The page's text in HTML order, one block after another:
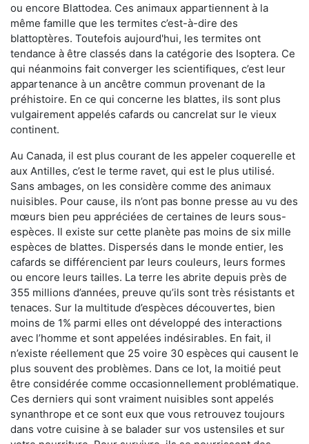
ou encore Blattodea. Ces animaux appartiennent à la
même famille que les termites c’est-à-dire des
blattoptères. Toutefois aujourd'hui, les termites ont
tendance à être classés dans la catégorie des Isoptera. Ce
qui néanmoins fait converger les scientifiques, c’est leur
appartenance à un ancêtre commun provenant de la
préhistoire. En ce qui concerne les blattes, ils sont plus
vulgairement appelés cafards ou cancrelat sur le vieux
continent.
Au Canada, il est plus courant de les appeler coquerelle et
aux Antilles, c’est le terme ravet, qui est le plus utilisé.
Sans ambages, on les considère comme des animaux
nuisibles. Pour cause, ils n’ont pas bonne presse au vu des
mœurs bien peu appréciées de certaines de leurs sous-
espèces. Il existe sur cette planète pas moins de six mille
espèces de blattes. Dispersés dans le monde entier, les
cafards se différencient par leurs couleurs, leurs formes
ou encore leurs tailles. La terre les abrite depuis près de
355 millions d’années, preuve qu’ils sont très résistants et
tenaces. Sur la multitude d’espèces découvertes, bien
moins de 1% parmi elles ont développé des interactions
avec l’homme et sont appelées indésirables. En fait, il
n’existe réellement que 25 voire 30 espèces qui causent le
plus souvent des problèmes. Dans ce lot, la moitié peut
être considérée comme occasionnellement problématique.
Ces derniers qui sont vraiment nuisibles sont appelés
synanthrope et ce sont eux que vous retrouvez toujours
dans votre cuisine à se balader sur vos ustensiles et sur